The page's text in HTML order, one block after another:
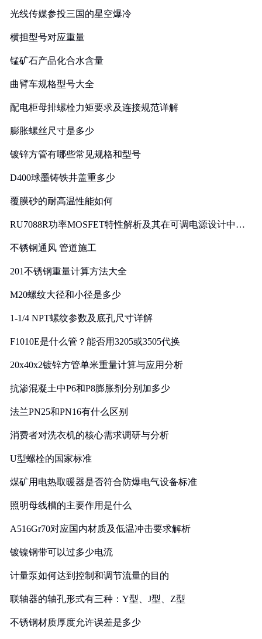
光线传媒参投三国的星空爆冷
横担型号对应重量
锰矿石产品化合水含量
曲臂车规格型号大全
配电柜母排螺栓力矩要求及连接规范详解
膨胀螺丝尺寸是多少
镀锌方管有哪些常见规格和型号
D400球墨铸铁井盖重多少
覆膜砂的耐高温性能如何
RU7088R功率MOSFET特性解析及其在可调电源设计中的
不锈钢通风 管道施工
201不锈钢重量计算方法大全
M20螺纹大径和小径是多少
1-1/4 NPT螺纹参数及底孔尺寸详解
F1010E是什么管？能否用3205或3505代换
20x40x2镀锌方管单米重量计算与应用分析
抗渗混凝土中P6和P8膨胀剂分别加多少
法兰PN25和PN16有什么区别
消费者对洗衣机的核心需求调研与分析
U型螺栓的国家标准
煤矿用电热取暖器是否符合防爆电气设备标准
照明母线槽的主要作用是什么
A516Gr70对应国内材质及低温冲击要求解析
镀镍钢带可以过多少电流
计量泵如何达到控制和调节流量的目的
联轴器的轴孔形式有三种：Y型、J型、Z型
不锈钢材质厚度允许误差是多少